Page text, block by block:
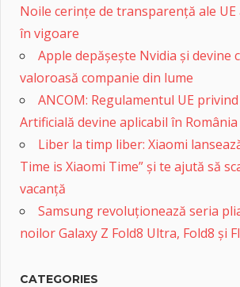
Noile cerințe de transparență ale
în vigoare
Apple depășește Nvidia și devine
valoroasă companie din lume
ANCOM: Regulamentul UE
Artificială devine aplicabil în
Liber la timp liber: Xiaomi
Time is Xiaomi Time” și te ajută să
vacanță
Samsung revoluționează seria
noilor Galaxy Z Fold8 Ultra, Fold8 și
CATEGORIES